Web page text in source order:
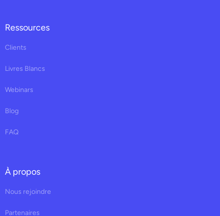
Ressources
Clients
Livres Blancs
Webinars
Blog
FAQ
À propos
Nous rejoindre
Partenaires